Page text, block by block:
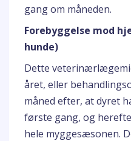
gang om måneden.
Forebyggelse mod
hunde)
Dette
året, eller
måned efter, at dyret
første gang, og
hele myggesæsonen.